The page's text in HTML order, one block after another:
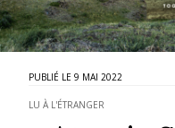
9 MAI 2022
LU À L'ÉTRANGER